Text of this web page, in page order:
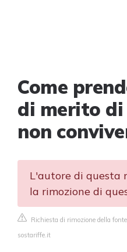
Come
di merito
non
L'autore di questa
la rimozione di
Richiesta di rimozione della fonte
sostariffe.it